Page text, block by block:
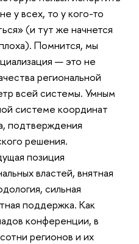
у всех, то у кого-то
(и тут же начнется
Помнится, мы
— это не
региональной
всей системы. Умным
системе координат
подтверждения
решения.
позиция
властей, внятная
сильная
поддержка. Как
конференции, в
регионов и их